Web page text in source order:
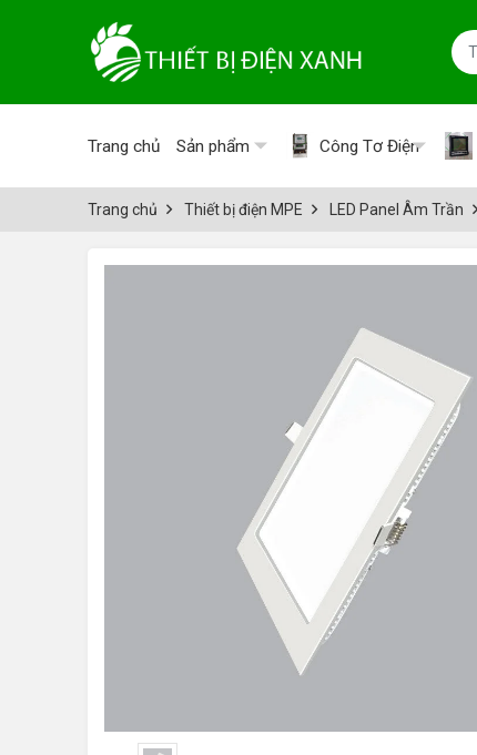
Trang chủ Sản phẩm Công Tơ Điện
Trang chủ Thiết bị điện MPE LED Panel Âm Trần